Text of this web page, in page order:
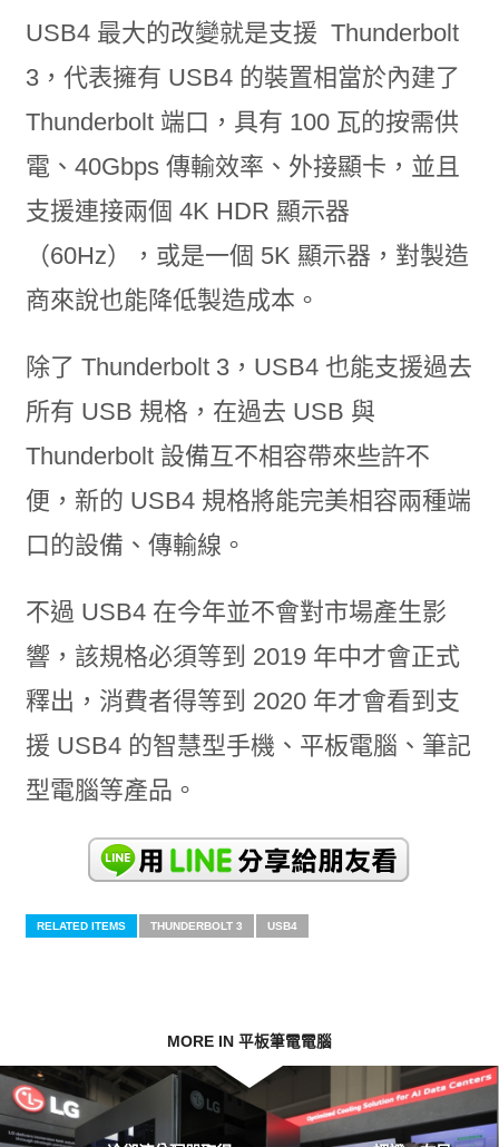
USB4 最大的改變就是支援 Thunderbolt
3，代表擁有 USB4 的裝置相當於內建了
Thunderbolt 端口，具有 100 瓦的按需供
電、40Gbps 傳輸效率、外接顯卡，並且
支援連接兩個 4K HDR 顯示器
（60Hz），或是一個 5K 顯示器，對製造
商來說也能降低製造成本。
除了 Thunderbolt 3，USB4 也能支援過去
所有 USB 規格，在過去 USB 與
Thunderbolt 設備互不相容帶來些許不
便，新的 USB4 規格將能完美相容兩種端
口的設備、傳輸線。
不過 USB4 在今年並不會對市場產生影
響，該規格必須等到 2019 年中才會正式
釋出，消費者得等到 2020 年才會看到支
援 USB4 的智慧型手機、平板電腦、筆記
型電腦等產品。
RELATED ITEMS THUNDERBOLT 3 USB4
MORE IN 平板筆電電腦